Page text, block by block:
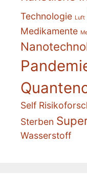
Technologie Luft
Medikamente
Self
Sterben
Wasserstoff